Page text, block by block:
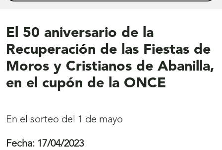
El 50 aniversario de la
Recuperación de las Fiestas de
Moros y Cristianos de Abanilla,
en el cupón de la ONCE
En el sorteo del 1 de mayo
Fecha: 17/04/2023